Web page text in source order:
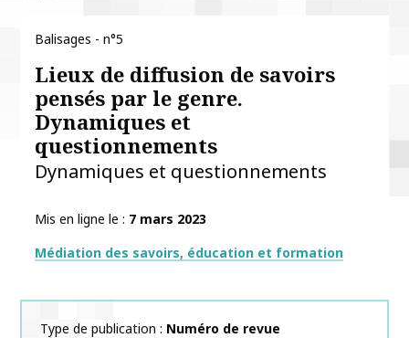
Balisages - n°5
Lieux de diffusion de savoirs
pensés par le genre.
Dynamiques et
questionnements
Dynamiques et questionnements
Mis en ligne le
7 mars 2023
Thématiques
Médiation des savoirs, éducation et formation
Type de publication
Numéro de revue